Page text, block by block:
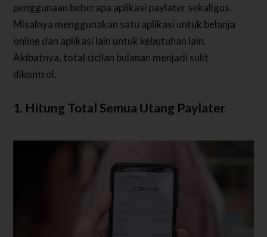
penggunaan beberapa aplikasi paylater sekaligus.
Misalnya menggunakan satu aplikasi untuk belanja
online dan aplikasi lain untuk kebutuhan lain.
Akibatnya, total cicilan bulanan menjadi sulit
dikontrol.
1. Hitung Total Semua Utang Paylater